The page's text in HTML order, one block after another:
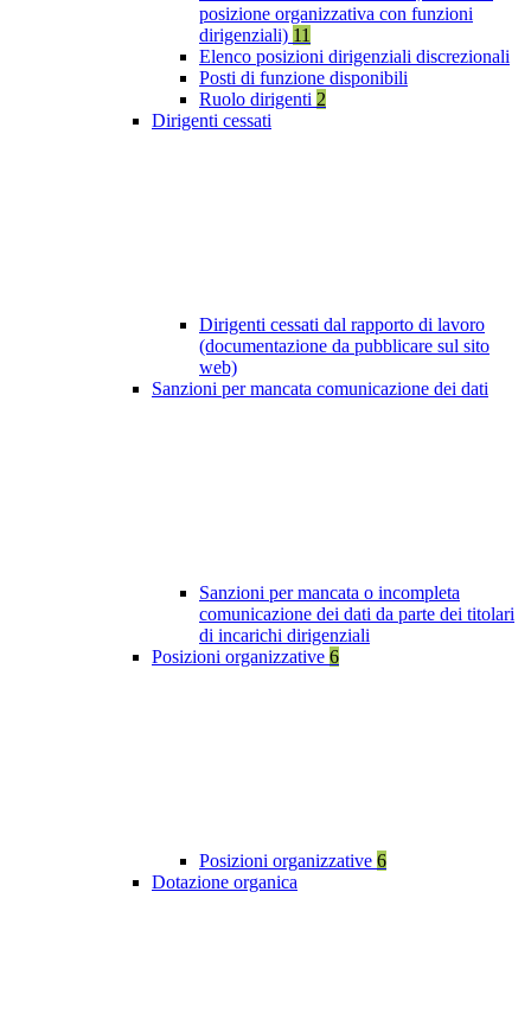
posizione organizzativa con funzioni
dirigenziali) 11
Elenco posizioni dirigenziali discrezionali
Posti di funzione disponibili
Ruolo dirigenti 2
Dirigenti cessati
Dirigenti cessati dal rapporto di lavoro
(documentazione da pubblicare sul sito
web)
Sanzioni per mancata comunicazione dei dati
Sanzioni per mancata o incompleta
comunicazione dei dati da parte dei titolari
di incarichi dirigenziali
Posizioni organizzative 6
Posizioni organizzative 6
Dotazione organica